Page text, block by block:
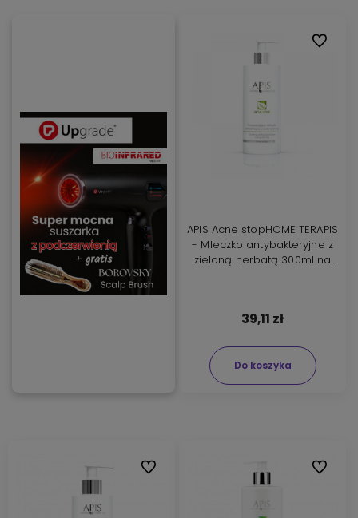
APIS Acne stopHOME TERAPIS
- Mleczko antybakteryjne z
zieloną herbatą 300ml na
39,11 zł
Do koszyka
Do
Do ulubionych Do